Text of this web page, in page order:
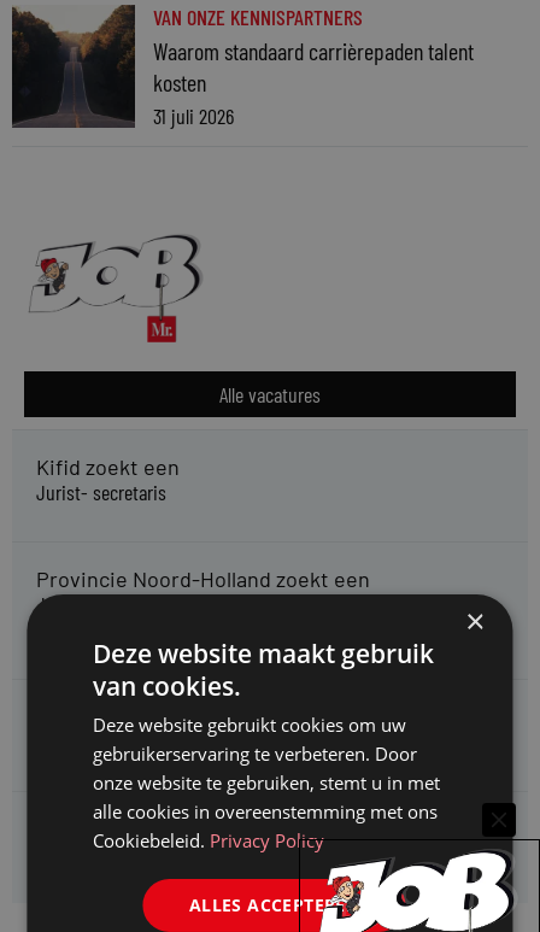
VAN ONZE KENNISPARTNERS
Waarom standaard carrièrepaden talent
kosten
31 juli 2026
Alle vacatures
Kifid zoekt een
Jurist- secretaris
Provincie Noord-Holland zoekt een
Jurist bestuursrecht specialisatie subsidierecht &
Omgevingsdienst Haaglanden zoekt een
Jurist Omgevingsrecht (faunabeheer)
Enexis zoekt een
Rentmeester midden- en hoogspanning
×
Deze website maakt gebruik
van cookies.
Deze website gebruikt cookies om uw
gebruikerservaring te verbeteren. Door
onze website te gebruiken, stemt u in met
alle cookies in overeenstemming met ons
Cookiebeleid. Privacy Policy
ALLES ACCEPTEREN